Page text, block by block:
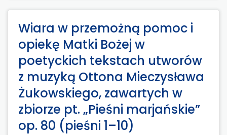
Wiara w przemożną pomoc i
opiekę Matki Bożej w
poetyckich tekstach utworów
z muzyką Ottona Mieczysława
Żukowskiego, zawartych w
zbiorze pt. „Pieśni marjańskie”
op. 80 (pieśni 1–10)